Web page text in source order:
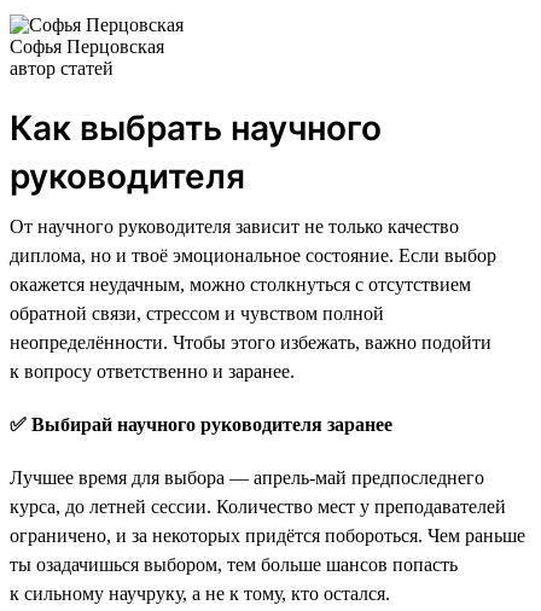
Софья Перцовская
автор статей
Как выбрать научного
руководителя
От научного руководителя зависит не только качество
диплома, но и твоё эмоциональное состояние. Если выбор
окажется неудачным, можно столкнуться с отсутствием
обратной связи, стрессом и чувством полной
неопределённости. Чтобы этого избежать, важно подойти
к вопросу ответственно и заранее.
✅ Выбирай научного руководителя заранее
Лучшее время для выбора — апрель-май предпоследнего
курса, до летней сессии. Количество мест у преподавателей
ограничено, и за некоторых придётся побороться. Чем раньше
ты озадачишься выбором, тем больше шансов попасть
к сильному научруку, а не к тому, кто остался.